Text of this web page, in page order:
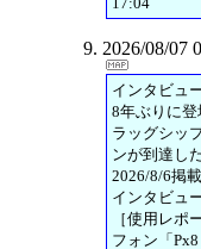
2026/08/07
インタビュ
8年ぶりに
ラッグシッ
ンが到達し
2026/8/6掲載
インタビュ
［使用レポ
フォン「